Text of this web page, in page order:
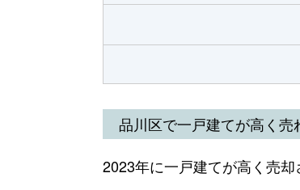
品川区で一戸建てが高く売
2023年に一戸建てが高く売却